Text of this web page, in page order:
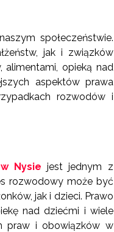
społeczeństwie.
jak i związków
alimentami, opieką nad
aspektów prawa
rozwodów i
Nysie jest jednym z
rozwodowy może być
jak i dzieci. Prawo
nad dziećmi i wiele
praw i obowiązków w